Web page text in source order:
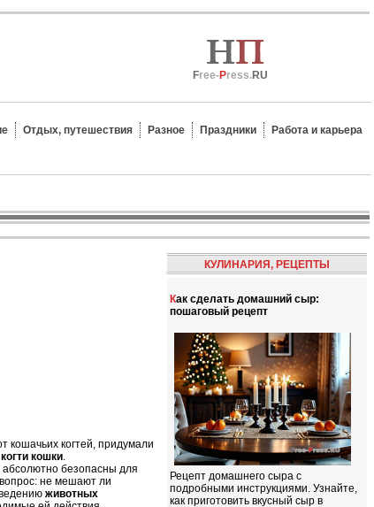
Free-Press.RU
Отдых, путешествия Разное Праздники
Работа и карьера
кошачьих когтей, придумали
когти кошки.
абсолютно безопасны для
не мешают ли
животных
КУЛИНАРИЯ, РЕЦЕПТЫ
Как сделать домашний сыр:
пошаговый рецепт
Рецепт домашнего сыра с
подробными инструкциями. Узнайте,
как приготовить вкусный сыр в